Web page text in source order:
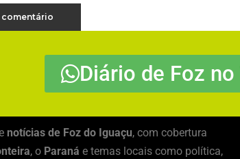
Diário de Foz
notícias de Foz do Iguaçu, com cobertura
, o Paraná e temas locais como política,